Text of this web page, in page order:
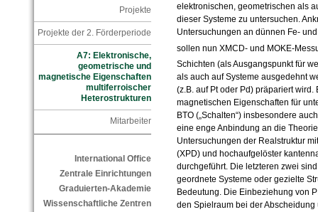
Projekte
Projekte der 2. Förderperiode
A7: Elektronische,
geometrische und
magnetische Eigenschaften
multiferroischer
Heterostrukturen
Mitarbeiter
International Office
Zentrale Einrichtungen
Graduierten-Akademie
Wissenschaftliche Zentren
elektronischen, geometrischen als
dieser Systeme zu untersuchen.
Untersuchungen an dünnen Fe-
sollen nun XMCD- und MOKE-
Schichten (als Ausgangspunkt für
als auch auf Systeme ausgedehnt
(z.B. auf Pt oder Pd) präpariert
magnetischen Eigenschaften für
BTO („Schalten“) insbesondere
eine enge Anbindung an die
Untersuchungen der Realstruktur
(XPD) und hochaufgelöster
durchgeführt. Die letzteren zwei
geordnete Systeme oder gezielte
Bedeutung. Die Einbeziehung von
den Spielraum bei der